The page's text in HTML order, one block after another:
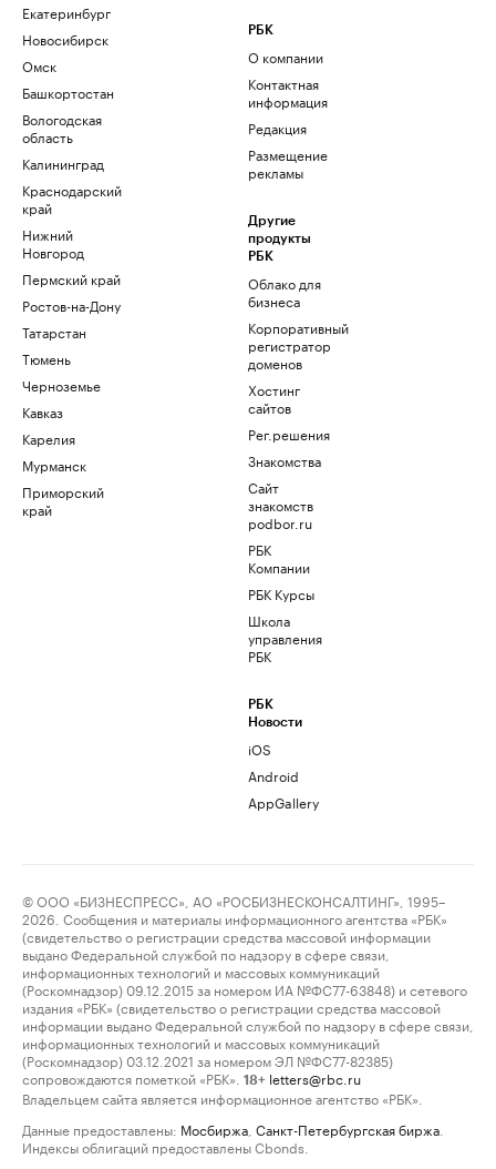
Екатеринбург
Новосибирск
Омск
Башкортостан
Вологодская
область
Калининград
Краснодарский
край
Нижний
Новгород
Пермский край
Ростов-на-Дону
Татарстан
Тюмень
Черноземье
Кавказ
Карелия
Мурманск
Приморский
край
РБК
О компании
Контактная
информация
Редакция
Размещение
рекламы
Другие
продукты
РБК
Облако для
бизнеса
Корпоративный
регистратор
доменов
Хостинг
сайтов
Рег.решения
Знакомства
Сайт
знакомств
podbor.ru
РБК
Компании
РБК Курсы
Школа
управления
РБК
РБК
Новости
iOS
Android
AppGallery
© ООО «БИЗНЕСПРЕСС», АО «РОСБИЗНЕСКОНСАЛТИНГ», 1995–
2026. Сообщения и материалы информационного агентства «РБК»
(свидетельство о регистрации средства массовой информации
выдано Федеральной службой по надзору в сфере связи,
информационных технологий и массовых коммуникаций
(Роскомнадзор) 09.12.2015 за номером ИА №ФС77-63848) и сетевого
издания «РБК» (свидетельство о регистрации средства массовой
информации выдано Федеральной службой по надзору в сфере связи,
информационных технологий и массовых коммуникаций
(Роскомнадзор) 03.12.2021 за номером ЭЛ №ФС77-82385)
сопровождаются пометкой «РБК».
18+ letters@rbc.ru
Владельцем сайта является информационное агентство «РБК».
Данные предоставлены: Мосбиржа Санкт-Петербургская биржа
Индексы облигаций предоставлены Cbonds.